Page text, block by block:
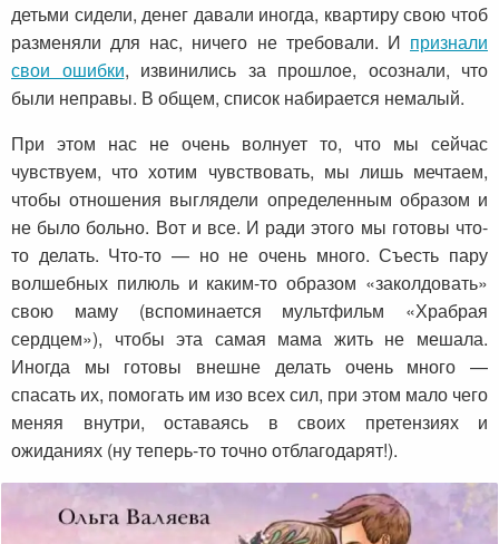
детьми сидели, денег давали иногда, квартиру свою чтоб
разменяли для нас, ничего не требовали. И признали
свои ошибки, извинились за прошлое, осознали, что
были неправы. В общем, список набирается немалый.
При этом нас не очень волнует то, что мы сейчас
чувствуем, что хотим чувствовать, мы лишь мечтаем,
чтобы отношения выглядели определенным образом и
не было больно. Вот и все. И ради этого мы готовы что-
то делать. Что-то — но не очень много. Съесть пару
волшебных пилюль и каким-то образом «заколдовать»
свою маму (вспоминается мультфильм «Храбрая
сердцем»), чтобы эта самая мама жить не мешала.
Иногда мы готовы внешне делать очень много —
спасать их, помогать им изо всех сил, при этом мало чего
меняя внутри, оставаясь в своих претензиях и
ожиданиях (ну теперь-то точно отблагодарят!).